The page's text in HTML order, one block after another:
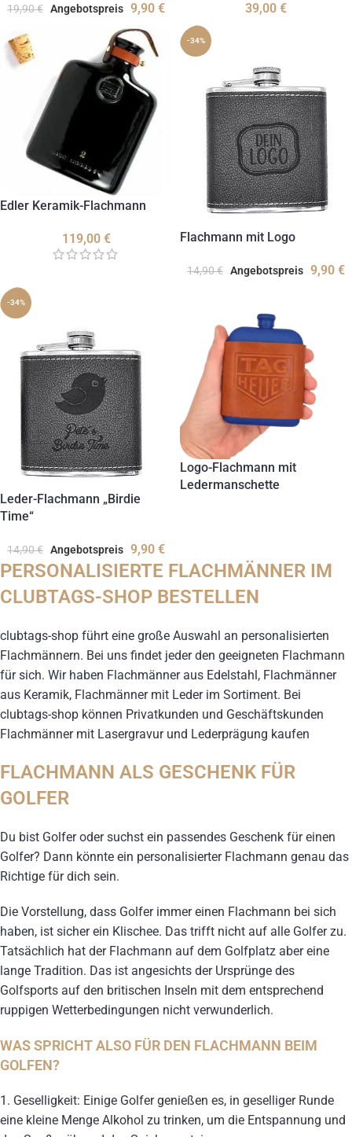
19,90€ Angebotspreis 9,90 € 39,00 €
Edler Keramik-Flachmann
119,00 €
-34%
Flachmann mit Logo
14,90€ Angebotspreis 9,90 €
-34%
Leder-Flachmann „Birdie
Time“
14,90€ Angebotspreis 9,90 €
Logo-Flachmann mit
Ledermanschette
PERSONALISIERTE FLACHMÄNNER IM
CLUBTAGS-SHOP BESTELLEN
clubtags-shop führt eine große Auswahl an personalisierten
Flachmännern. Bei uns findet jeder den geeigneten Flachmann
für sich. Wir haben Flachmänner aus Edelstahl, Flachmänner
aus Keramik, Flachmänner mit Leder im Sortiment. Bei
clubtags-shop können Privatkunden und Geschäftskunden
Flachmänner mit Lasergravur und Lederprägung kaufen
FLACHMANN ALS GESCHENK FÜR
GOLFER
Du bist Golfer oder suchst ein passendes Geschenk für einen
Golfer? Dann könnte ein personalisierter Flachmann genau das
Richtige für dich sein.
Die Vorstellung, dass Golfer immer einen Flachmann bei sich
haben, ist sicher ein Klischee. Das trifft nicht auf alle Golfer zu.
Tatsächlich hat der Flachmann auf dem Golfplatz aber eine
lange Tradition. Das ist angesichts der Ursprünge des
Golfsports auf den britischen Inseln mit dem entsprechend
ruppigen Wetterbedingungen nicht verwunderlich.
WAS SPRICHT ALSO FÜR DEN FLACHMANN BEIM
GOLFEN?
1. Geselligkeit: Einige Golfer genießen es, in geselliger Runde
eine kleine Menge Alkohol zu trinken, um die Entspannung und